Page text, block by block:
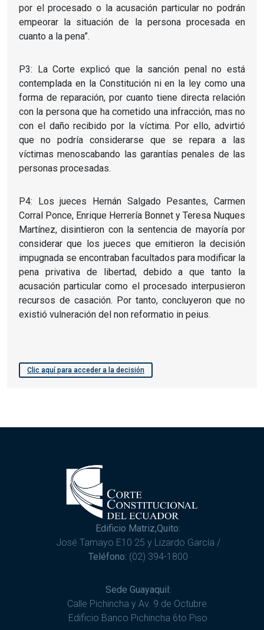
por el procesado o la acusación particular no podrán
empeorar la situación de la persona procesada en
cuanto a la pena”.
P3: La Corte explicó que la sanción penal no está
contemplada en la Constitución ni en la ley como una
forma de reparación, por cuanto tiene directa relación
con la persona que ha cometido una infracción, mas no
con el daño recibido por la víctima. Por ello, advirtió
que no podría considerarse que se repara a las
víctimas menoscabando las garantías penales de las
personas procesadas.
P4: Los jueces Hernán Salgado Pesantes, Carmen
Corral Ponce, Enrique Herrería Bonnet y Teresa Nuques
Martínez, disintieron con la sentencia de mayoría por
considerar que los jueces que emitieron la decisión
impugnada se encontraban facultados para modificar la
pena privativa de libertad, debido a que tanto la
acusación particular como el procesado interpusieron
recursos de casación. Por tanto, concluyeron que no
existió vulneración del non reformatio in peius.
Clic aquí para acceder a la decisión
Edificio Matriz,Quito:
José Tamayo E10 25 y Lizardo García /
Teléfono: (02) 394-1800
Sede Guayaquil:
Calle Pichincha y Av. 9 de Octubre.
Edificio Banco Pichincha 6to Piso